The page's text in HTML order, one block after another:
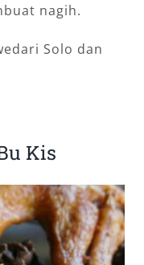
nagih.
Solo dan
Kis